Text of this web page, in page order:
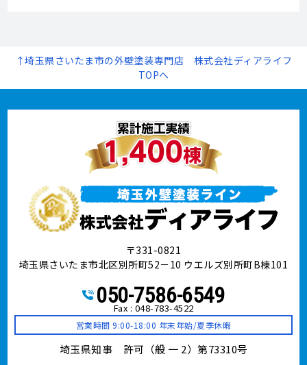
↑埼玉県さいたま市の外壁塗装専門店 株式会社ディアライフ
TOPへ
〒331-0821
埼玉県さいたま市北区別所町52－10 ウエルズ別所町B棟101
050-7586-6549
Fax : 048-783-4522
営業時間 9:00-18:00 年末年始/夏季休暇
埼玉県知事 許可（般 一 2）第73310号